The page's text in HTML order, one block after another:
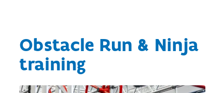
Obstacle Run & Ninja
training